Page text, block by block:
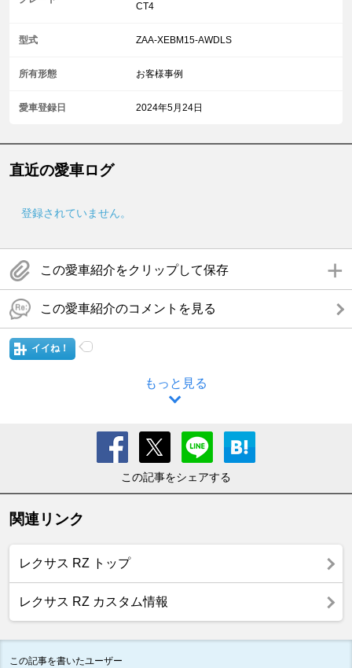
CT4
型式 ZAA-XEBM15-AWDLS
所有形態 お客様事例
愛車登録日 2024年5月24日
直近の愛車ログ
登録されていません。
この愛車紹介をクリップして保存
この愛車紹介のコメントを見る
イイね！
もっと見る
この記事をシェアする
関連リンク
レクサス RZ トップ
レクサス RZ カスタム情報
この記事を書いたユーザー